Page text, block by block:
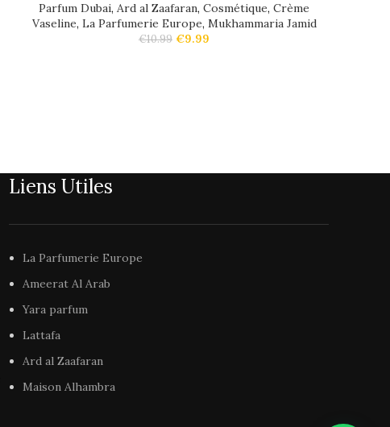
Parfum Dubai, Ard al Zaafaran, Cosmétique, Crème
Vaseline, La Parfumerie Europe, Mukhammaria Jamid
€10.99 €9.99
Liens Utiles
La Parfumerie Europe
Ameerat Al Arab
Yara parfum
Lattafa
Ard al Zaafaran
Maison Alhambra